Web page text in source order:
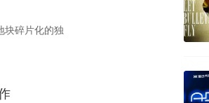
务商 云南山地丘陵广布、地块碎片化的独